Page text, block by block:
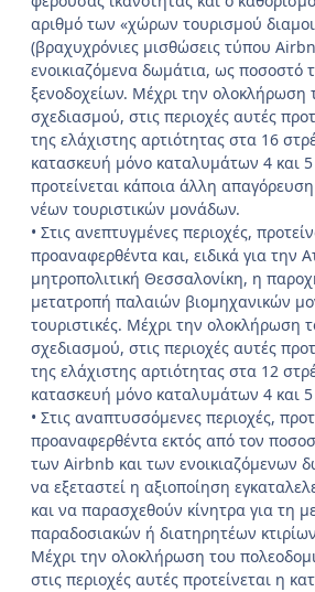
αριθμό των «χώρων τουρισμού
(βραχυχρόνιες μισθώσεις τύπου
ενοικιαζόμενα δωμάτια, ως ποσοστό
ξενοδοχείων. Μέχρι την ολοκλήρωση
σχεδιασμού, στις περιοχές αυτές
της ελάχιστης αρτιότητας στα 16
κατασκευή μόνο καταλυμάτων 4 και
προτείνεται κάποια άλλη
νέων τουριστικών μονάδων.
• Στις ανεπτυγμένες περιοχές,
προαναφερθέντα και, ειδικά για την
μητροπολιτική Θεσσαλονίκη, η
μετατροπή παλαιών βιομηχανικών
τουριστικές. Μέχρι την ολοκλήρωση
σχεδιασμού, στις περιοχές αυτές
της ελάχιστης αρτιότητας στα 12
κατασκευή μόνο καταλυμάτων 4 και
• Στις αναπτυσσόμενες περιοχές,
προαναφερθέντα εκτός από τον
των Αirbnb και των ενοικιαζόμενων
να εξεταστεί η αξιοποίηση
και να παρασχεθούν κίνητρα για τη
παραδοσιακών ή διατηρητέων
Μέχρι την ολοκλήρωση του
στις περιοχές αυτές προτείνεται η